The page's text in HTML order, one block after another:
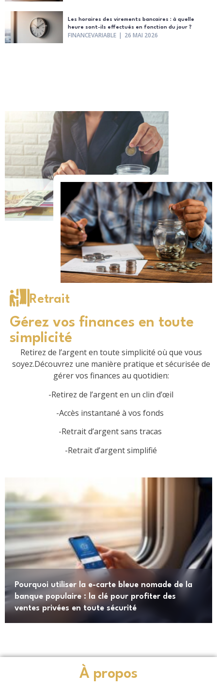
Les horaires des virements bancaires : à quelle
heure sont-ils effectués en fonction du jour ?
FINANCEVARIABLE 26 MAI 2026
Retrait
Gérez vos finances en toute
simplicité
Retirez de l’argent en toute simplicité où que vous
soyez.Découvrez une manière pratique et sécurisée de
gérer vos finances au quotidien:
-Retirez de l’argent en un clin d’œil
-Accès instantané à vos fonds
-Retrait d’argent sans tracas
-Retrait d’argent simplifié
Pourquoi utiliser la e-carte bleue nomade de la
banque populaire : la clé pour profiter des
ventes privées en toute sécurité
À propos